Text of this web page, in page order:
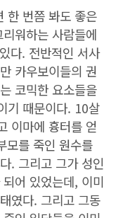
한 번쯤 봐도 좋은
워하는 사람들에
다. 전반적인 서사
카우보이들의 권
코믹한 요소들을
기 때문이다. 10살
이마에 흉터를 얻
모를 죽인 원수를
. 그리고 그가 성인
어 있었는데, 이미
였다. 그리고 그동